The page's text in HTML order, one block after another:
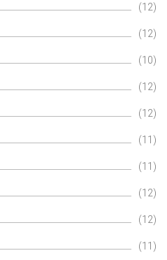
(12)
(12)
(10)
(12)
(12)
(11)
(11)
(12)
(12)
(11)